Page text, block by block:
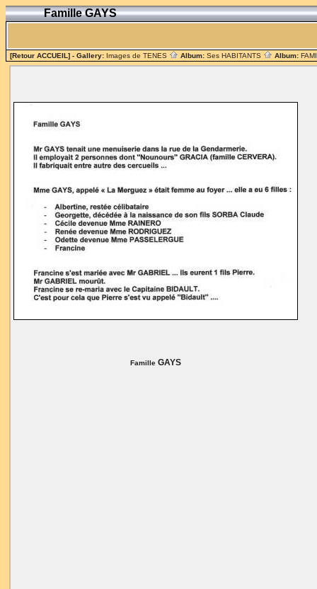
Famille GAYS
[Retour ACCUEIL] - Gallery: Images de TENES Album: Ses HABITANTS Album:
Famille GAYS